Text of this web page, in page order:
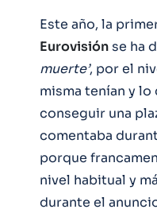
Este año, la
Eurovisiónse ha
muerte’, por el
misma tenían y
conseguir una
comentaba
porque
nivel habitual y
durante el